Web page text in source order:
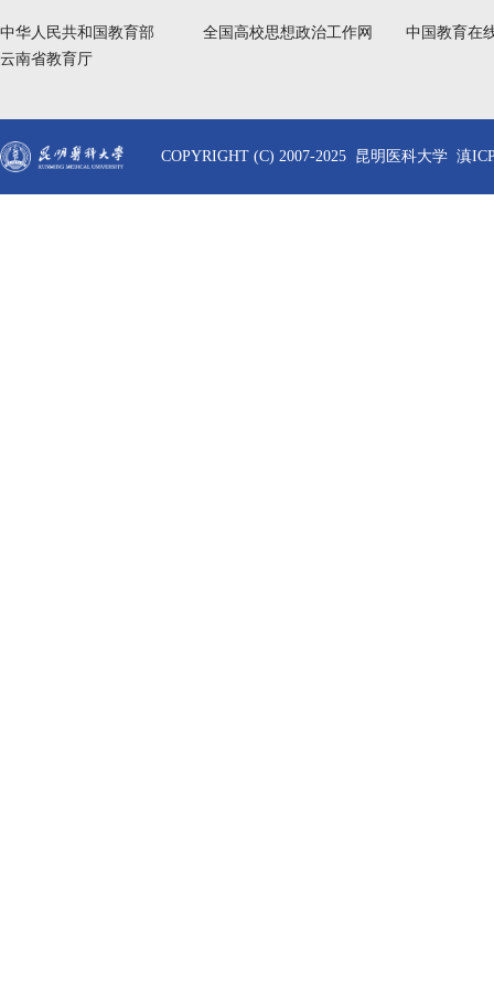
中华人民共和国教育部 全国高校思想政治工作网
中国教育在
云南省教育厅
COPYRIGHT (C) 2007-2025 昆明医科大学 滇